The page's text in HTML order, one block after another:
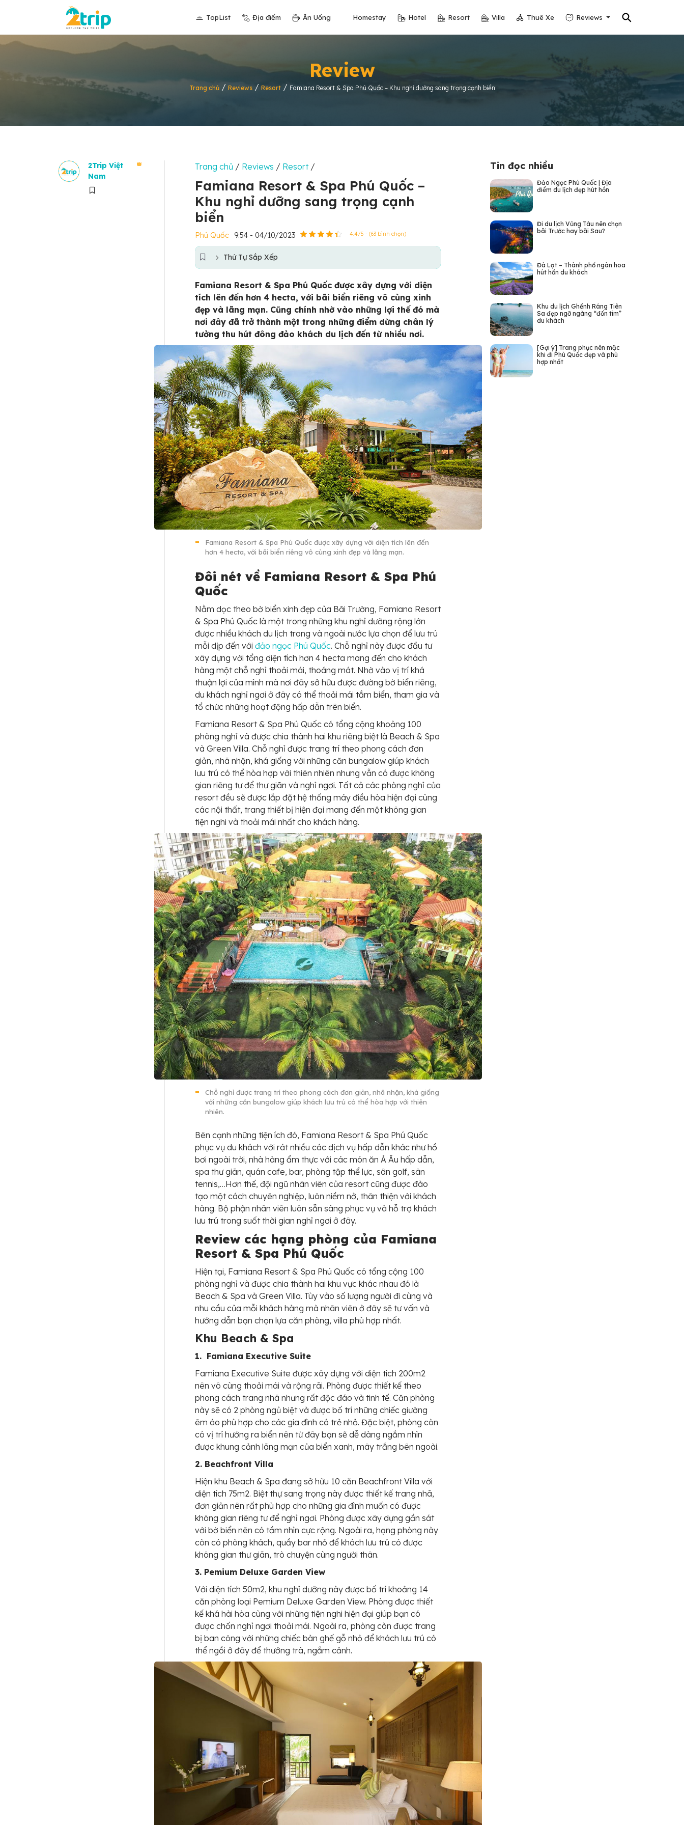
⚲
TopList Địa điểm Ăn Uống Homestay Hotel Resort Villa Thuê Xe Reviews
Review
Trang chủ/ Reviews/ Resort/ Famiana Resort & Spa Phú Quốc – Khu nghỉ dưỡng sang trọng cạnh biển
2Trip Việt
Nam
Trang chủ / Reviews / Resort/
Famiana Resort & Spa Phú Quốc –
Khu nghỉ dưỡng sang trọng cạnh
biển
Phú Quốc 9:54 - 04/10/2023 4.4/5 - (63 bình chọn)
Thứ Tự Sắp Xếp
Famiana Resort & Spa Phú Quốc được xây dựng với diện
tích lên đến hơn 4 hecta, với bãi biển riêng vô cùng xinh
đẹp và lãng mạn. Cũng chính nhờ vào những lợi thế đó mà
nơi đây đã trở thành một trong những điểm dừng chân lý
tưởng thu hút đông đảo khách du lịch đến từ nhiều nơi.
Famiana Resort & Spa Phú Quốc được xây dựng với diện tích lên đến
hơn 4 hecta, với bãi biển riêng vô cùng xinh đẹp và lãng mạn.
Đôi nét về Famiana Resort & Spa Phú
Quốc
Nằm dọc theo bờ biển xinh đẹp của Bãi Trường, Famiana Resort
& Spa Phú Quốc là một trong những khu nghỉ dưỡng rộng lớn
được nhiều khách du lịch trong và ngoài nước lựa chọn để lưu trú
mỗi dịp đến vớiđảo ngọc Phú Quốc. Chỗ nghỉ này được đầu tư
xây dựng với tổng diện tích hơn 4 hecta mang đến cho khách
hàng một chỗ nghỉ thoải mái, thoáng mát. Nhờ vào vị trí khá
thuận lợi của mình mà nơi đây sở hữu được đường bờ biển riêng,
du khách nghỉ ngơi ở đây có thể thoải mái tắm biển, tham gia và
tổ chức những hoạt động hấp dẫn trên biển.
Famiana Resort & Spa Phú Quốc có tổng cộng khoảng 100
phòng nghỉ và được chia thành hai khu riêng biệt là Beach & Spa
và Green Villa. Chỗ nghỉ được trang trí theo phong cách đơn
giản, nhã nhặn, khá giống với những căn bungalow giúp khách
lưu trú có thể hòa hợp với thiên nhiên nhưng vẫn có được không
gian riêng tư để thư giãn và nghỉ ngơi. Tất cả các phòng nghỉ của
resort đều sẽ được lắp đặt hệ thống máy điều hòa hiện đại cùng
các nội thất, trang thiết bị hiện đại mang đến một không gian
tiện nghi và thoải mái nhất cho khách hàng.
Chỗ nghỉ được trang trí theo phong cách đơn giản, nhã nhặn, khá giống
với những căn bungalow giúp khách lưu trú có thể hòa hợp với thiên
nhiên.
Bên cạnh những tiện ích đó, Famiana Resort & Spa Phú Quốc
phục vụ du khách với rát nhiều các dịch vụ hấp dẫn khác như hồ
bơi ngoài trời, nhà hàng ẩm thực với các món ăn Á Âu hấp dẫn,
spa thư giãn, quán cafe, bar, phòng tập thể lực, sân golf, sân
tennis,…Hơn thế, đội ngũ nhân viên của resort cũng được đào
tạo một cách chuyên nghiệp, luôn niềm nở, thân thiện với khách
hàng. Bộ phận nhân viên luôn sẵn sàng phục vụ và hỗ trợ khách
lưu trú trong suốt thời gian nghỉ ngơi ở đây.
Review các hạng phòng của Famiana
Resort & Spa Phú Quốc
Hiện tại, Famiana Resort & Spa Phú Quốc có tổng cộng 100
phòng nghỉ và được chia thành hai khu vực khác nhau đó là
Beach & Spa và Green Villa. Tùy vào số lượng người đi cùng và
nhu cầu của mỗi khách hàng mà nhân viên ở đây sẽ tư vấn và
hướng dẫn bạn chọn lựa căn phòng, villa phù hợp nhất.
Khu Beach & Spa
1. Famiana Executive Suite
Famiana Executive Suite được xây dựng với diện tích 200m2
nên vô cùng thoải mái và rộng rãi. Phòng được thiết kế theo
phong cách trang nhã nhưng rất độc đáo và tinh tế. Căn phòng
này sẽ có 2 phòng ngủ biệt và được bố trí những chiếc giường
êm áo phù hợp cho các gia đình có trẻ nhỏ. Đặc biệt, phòng còn
có vị trí hướng ra biển nên từ đây bạn sẽ dễ dàng ngắm nhìn
được khung cảnh lãng mạn của biển xanh, mây trắng bên ngoài.
2. Beachfront Villa
Hiện khu Beach & Spa đang sở hữu 10 căn Beachfront Villa với
diện tích 75m2. Biệt thự sang trọng này được thiết kế trang nhã,
đơn giản nên rất phù hợp cho những gia đình muốn có được
không gian riêng tư để nghỉ ngơi. Phòng được xây dựng gần sát
với bờ biển nên có tầm nhìn cực rộng. Ngoài ra, hạng phòng này
còn có phòng khách, quầy bar nhỏ để khách lưu trú có được
không gian thư giãn, trò chuyện cùng người thân.
3. Pemium Deluxe Garden View
Với diện tích 50m2, khu nghỉ dưỡng này được bố trí khoảng 14
căn phòng loại Pemium Deluxe Garden View. Phòng được thiết
kế khá hài hòa cùng với những tiện nghi hiện đại giúp bạn có
được chốn nghỉ ngơi thoải mái. Ngoài ra, phòng còn được trang
bị ban công với những chiếc bàn ghế gỗ nhỏ để khách lưu trú có
thể ngồi ở đây để thưởng trà, ngắm cảnh.
Tin đọc nhiều
Đảo Ngọc Phú Quốc | Địa
điểm du lịch đẹp hút hồn
Đi du lịch Vũng Tàu nên chọn
bãi Trước hay bãi Sau?
Đà Lạt – Thành phố ngàn hoa
hút hồn du khách
Khu du lịch Ghềnh Ráng Tiên
Sa đẹp ngỡ ngàng “đốn tim”
du khách
[Gợi ý] Trang phục nên mặc
khi đi Phú Quốc đẹp và phù
hợp nhất